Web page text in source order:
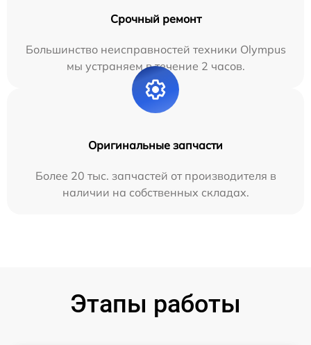
Срочный ремонт
Большинство неисправностей техники Olympus
мы устраняем в течение 2 часов.
Оригинальные запчасти
Более 20 тыс. запчастей от производителя в
наличии на собственных складах.
Этапы работы